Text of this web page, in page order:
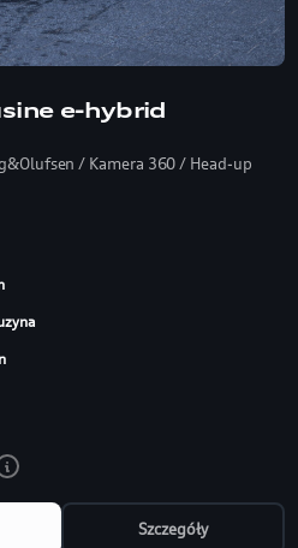
e-hybrid
/ Kamera 360 / Head-up
Szczegóły